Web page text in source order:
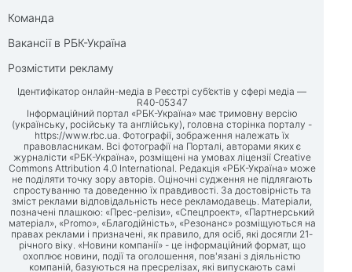
Команда
Вакансії в РБК-Україна
Розмістити рекламу
Ідентифікатор онлайн-медіа в Реєстрі суб’єктів у сфері медіа —
R40-05347
Інформаційний портал «РБК-Україна» має тримовну версію
(українську, російську та англійську), головна сторінка порталу -
https://www.rbc.ua. Фотографії, зображення належать їх
правовласникам. Всі фотографії на Порталі, авторами яких є
журналісти «РБК-Україна», розміщені на умовах ліцензії Creative
Commons Attribution 4.0 International. Редакція «РБК-Україна» може
не поділяти точку зору авторів. Оціночні судження не підлягають
спростуванню та доведенню їх правдивості. За достовірність та
зміст реклами відповідальність несе рекламодавець. Матеріали,
позначені плашкою: «Прес-релізи», «Спецпроект», «Партнерський
матеріал», «Promo», «Благодійність», «Резонанс» розміщуються на
правах реклами і призначені, як правило, для осіб, які досягли 21-
річного віку. «Новини компанії» - це інформаційний формат, що
охоплює новини, події та оголошення, пов'язані з діяльністю
компаній, базуються на пресрелізах, які випускають самі